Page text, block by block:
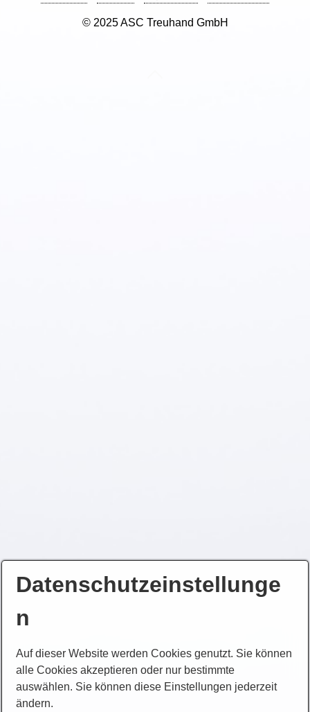
© 2025 ASC Treuhand GmbH
Datenschutzeinstellunge
n
Auf dieser Website werden Cookies genutzt. Sie können
alle Cookies akzeptieren oder nur bestimmte
auswählen. Sie können diese Einstellungen jederzeit
ändern.